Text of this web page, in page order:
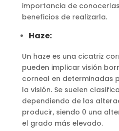
importancia de
beneficios de realizarla.
Haze:
Un haze es una cicatriz
pueden implicar visión
corneal en determinadas
la visión. Se suelen
dependiendo de las
producir, siendo 0 una
el grado más elevado.